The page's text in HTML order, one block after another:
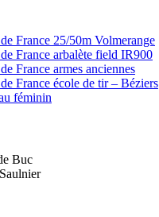
France 25/50m Volmerange
France arbalète field IR900
France armes anciennes
France école de tir – Béziers
féminin
Buc